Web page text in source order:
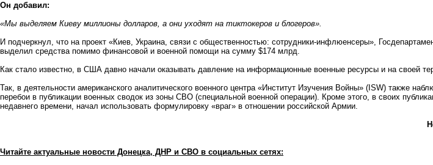
Он добавил:
«Мы выделяем Киеву миллионы долларов, а они уходят на тиктокеров и блогеров».
И подчеркнул, что на проект «Киев, Украина, связи с общественностью: сотрудники-инфлюенсеры»,
выделил средства помимо финансовой и военной помощи на сумму $174 млрд.
Как стало известно, в США давно начали оказывать давление на информационные военные ресурсы и на своей
Так, в деятельности американского аналитического военного центра «Институт Изучения Войны» (ISW) также
перебои в публикации военных сводок из зоны СВО (специальной военной операции). Кроме этого, в своих
недавнего времени, начал использовать формулировку «враг» в отношении российской Армии.
Читайте актуальные новости Донецка, ДНР и СВО в социальных сетях: